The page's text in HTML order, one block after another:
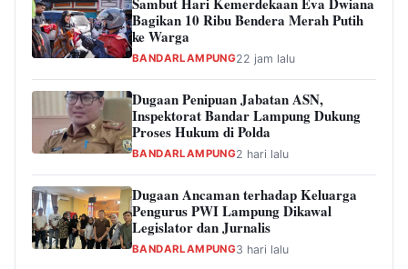
Bagikan 10 Ribu Bendera Merah Putih
ke Warga
BANDARLAMPUNG22 jam lalu
Dugaan Penipuan Jabatan ASN,
Inspektorat Bandar Lampung Dukung
Proses Hukum di Polda
BANDARLAMPUNG2 hari lalu
Dugaan Ancaman terhadap Keluarga
Pengurus PWI Lampung Dikawal
Legislator dan Jurnalis
BANDARLAMPUNG3 hari lalu